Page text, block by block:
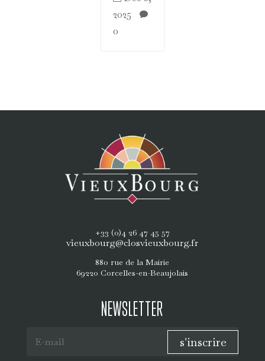
2025

0
+33 (0)4 26 47 45 57
vieuxbourg@closvieuxbourg.fr
880 rue de la Mairie
69220 Corcelles-en-Beaujolais
NEWSLETTER
s'inscrire